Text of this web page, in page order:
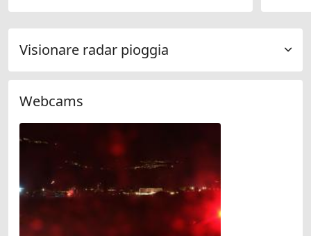
Visionare radar pioggia
Webcams